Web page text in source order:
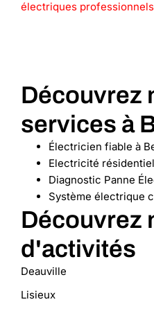
électriques professionnels
Découvrez
services à
Électricien fiable à
Electricité
Diagnostic Panne
Système électrique
Découvrez
d'activités
Deauville
Lisieux